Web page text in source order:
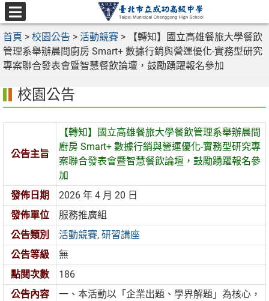
跳
至
主
要
內
選
單
首頁 > 校園公告 > 活動競賽 >
【轉知】國立高雄餐旅大學餐飲
管理系舉辦晨間廚房 Smart+ 數據行銷與營運優化-實務型研究
專案聯合發表會暨智慧餐飲論壇，鼓勵踴躍報名參加
校園公告
公告主旨
【轉知】國立高雄餐旅大學餐飲管理系舉辦晨間
廚房 Smart+ 數據行銷與營運優化-實務型研究專
案聯合發表會暨智慧餐飲論壇，鼓勵踴躍報名參
加
發佈日期
2026 年 4 月 20 日
發佈單位
服務推廣組
公告類別
活動競賽,研習講座
公告等級
無
點閱次數
186
公告內容
一、本活動以「企業出題、學界解題」為核心，